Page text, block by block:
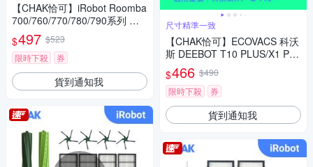
【CHAK恰可】iRobot Roomba
700/760/770/780/790系列 副
廠掃地機器人配件耗材超值組
(主刷x1 邊刷x3 濾網x6)
$497 $523
限時下殺
券
貨到通知我
尺寸精準一致
【CHAK恰可】ECOVACS 科沃
斯 DEEBOT T10 PLUS/X1 PL
US 副廠掃地機配件耗材超值組
(集塵袋6入組)
$466 $490
限時下殺
券
貨到通知我